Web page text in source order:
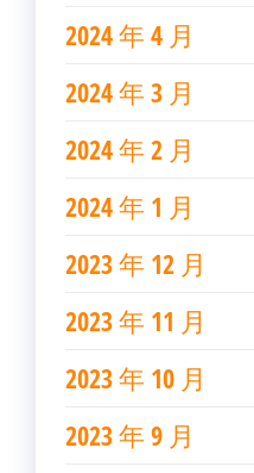
2024 年 4 月
2024 年 3 月
2024 年 2 月
2024 年 1 月
2023 年 12 月
2023 年 11 月
2023 年 10 月
2023 年 9 月